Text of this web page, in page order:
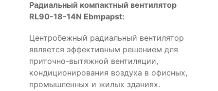
Радиальный компактный вентилятор
RL90-18-14N Ebmpapst:
Центробежный радиальный вентилятор
является эффективным решением для
приточно-вытяжной вентиляции,
кондиционирования воздуха в офисных,
промышленных и жилых зданиях.